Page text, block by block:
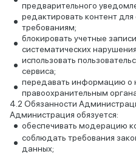
предварительного
редактировать контент для
требованиям;
блокировать учетные
систематических
использовать
сервиса;
передавать информацию о
правоохранительным
Обязанности
Администрация обязуется:
обеспечивать модерацию
соблюдать требования
данных;